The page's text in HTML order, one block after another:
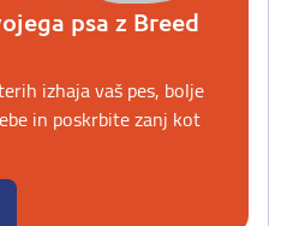
psa z Breed
izhaja vaš pes, bolje
in poskrbite zanj kot